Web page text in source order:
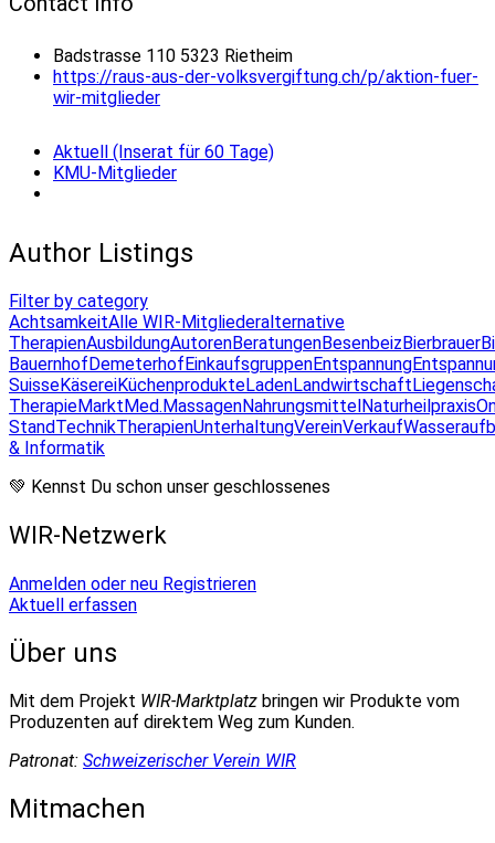
Badstrasse 110 5323 Rietheim
https://raus-aus-der-volksvergiftung.ch/p/aktion-fuer-
wir-mitglieder
Aktuell (Inserat für 60 Tage)
KMU-Mitglieder
Author Listings
Filter by category
AchtsamkeitAlle WIR-Mitgliederalternative
TherapienAusbildungAutorenBeratungenBesenbeizBierbrauer
BauernhofDemeterhofEinkaufsgruppenEntspannung
SuisseKäsereiKüchenprodukteLadenLandwirtschaft
TherapieMarktMed.MassagenNahrungsmittelNaturheilpraxis
StandTechnikTherapienUnterhaltungVereinVerkauf
& Informatik
💚 Kennst Du schon unser geschlossenes
WIR-Netzwerk
Anmelden oder neu Registrieren
Aktuell erfassen
Über uns
Mit dem Projekt WIR-Marktplatz bringen wir Produkte vom
Produzenten auf direktem Weg zum Kunden.
Patronat: Schweizerischer Verein WIR
Mitmachen